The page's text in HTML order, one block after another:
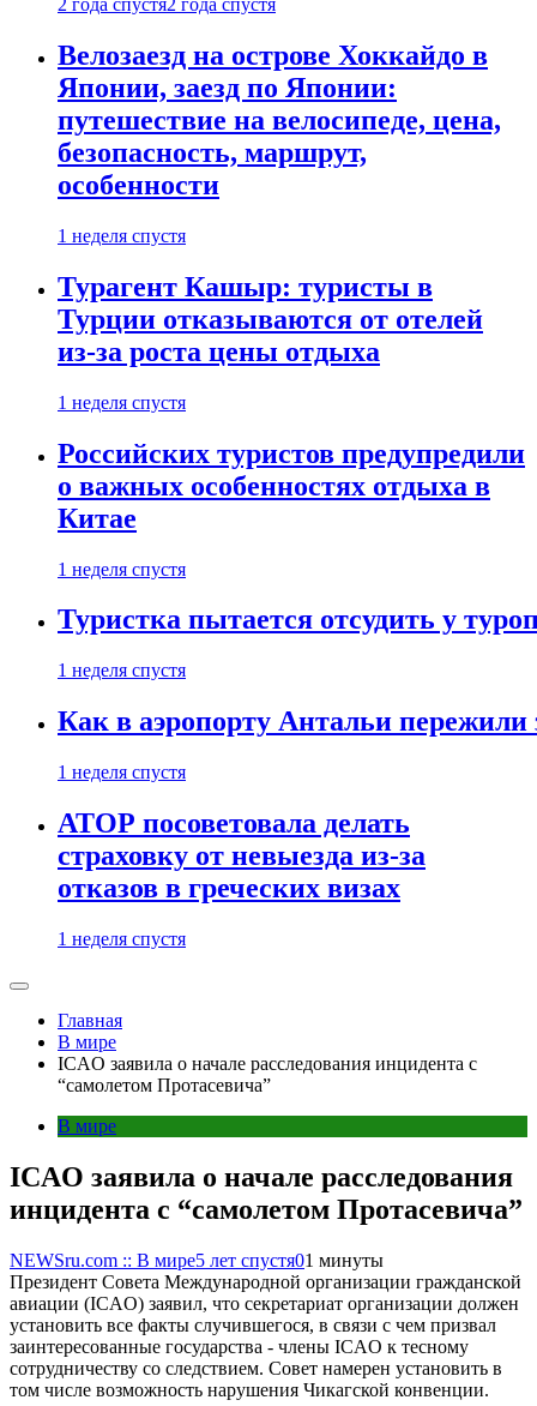
2 года спустя2 года спустя
Велозаезд на острове Хоккайдо в
Японии, заезд по Японии:
путешествие на велосипеде, цена,
безопасность, маршрут,
особенности
1 неделя спустя
Турагент Кашыр: туристы в
Турции отказываются от отелей
из-за роста цены отдыха
1 неделя спустя
Российских туристов предупредили
о важных особенностях отдыха в
Китае
1 неделя спустя
Туристка пытается отсудить у
1 неделя спустя
Как в аэропорту Антальи
1 неделя спустя
АТОР посоветовала делать
страховку от невыезда из-за
отказов в греческих визах
1 неделя спустя
Главная
В мире
ICAO заявила о начале расследования инцидента с
“самолетом Протасевича”
В мире
ICAO заявила о начале расследования
инцидента с “самолетом Протасевича”
NEWSru.com :: В мире5 лет спустя01 минуты
Президент Совета Международной организации гражданской
авиации (ICAO) заявил, что секретариат организации должен
установить все факты случившегося, в связи с чем призвал
заинтересованные государства - члены ICAO к тесному
сотрудничеству со следствием. Совет намерен установить в
том числе возможность нарушения Чикагской конвенции.